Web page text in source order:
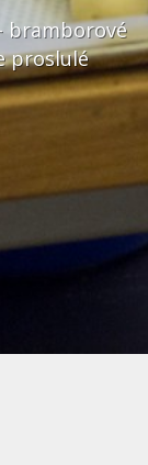
bramborové
proslulé